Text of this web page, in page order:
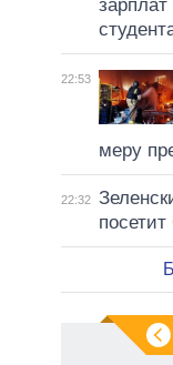
22:53
меру
22:32